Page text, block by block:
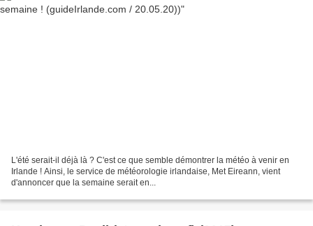
L'été serait-il déjà là ? C'est ce que semble démontrer la météo à venir en
Irlande ! Ainsi, le service de météorologie irlandaise, Met Eireann, vient
d'annoncer que la semaine serait en...